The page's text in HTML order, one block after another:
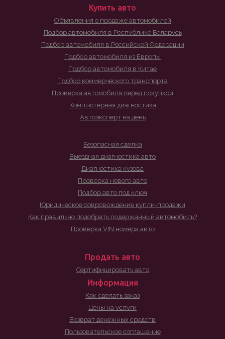
Купить авто
Объявления о продаже автомобилей
Подбор автомобиля в Республике Беларусь
Подбор автомобиля в Российской Федерации
Подбор автомобиля из Европы
Подбор автомобиля в Китае
Подбор коммерческого транспорта
Проверка автомобиля перед покупкой
Компьютерная диагностика
Автоэксперт на день
Безопасная сделка
Выездная диагностика авто
Диагностика кузова
Проверка нового авто
Подбор авто под ключ
Юридическое совровождение купли-продажи
Как правильно подобрать подержанный автомобиль?
Проверка VIN номера авто
Продать авто
Сертифицировать авто
Информация
Как сделать заказ
Цены на услуги
Возврат денежных средств
Пользовательское соглашение